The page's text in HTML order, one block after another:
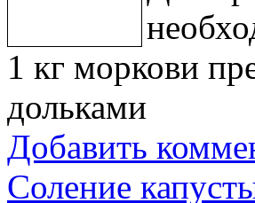
1 кг моркови
дольками
Добавить
Соление